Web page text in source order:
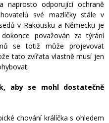
naprosto odporující ochraně
své mazlíčky stále v
v Rakousku a Německu je
považován za týrání
se totiž může projevovat
tato zvířata vlastně musí jen
aby se mohl dostatečně
chování králíčka s ohledem